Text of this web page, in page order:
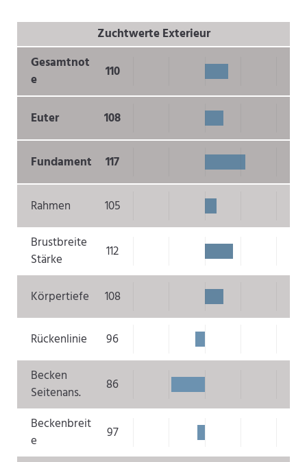
Zuchtwerte Exterieur
Gesamtnot
e
110
Euter 108
Fundament 117
Rahmen
105
Brustbreite
Stärke
112
Körpertiefe 108
Rückenlinie
96
Becken
Seitenans.
86
Beckenbreit
e
97